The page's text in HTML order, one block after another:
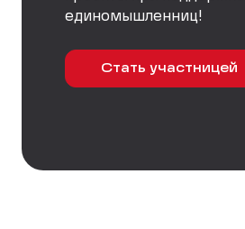
единомышленниц!
Стать участницей